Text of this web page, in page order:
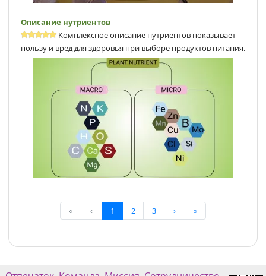
Описание нутриентов
Комплексное описание нутриентов показывает
пользу и вред для здоровья при выборе продуктов питания.
« ‹ 1 2 3 › »